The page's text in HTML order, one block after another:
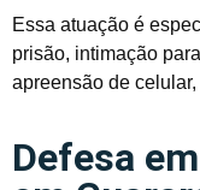
Essa atuação é
prisão, intimação
apreensão de
Defesa